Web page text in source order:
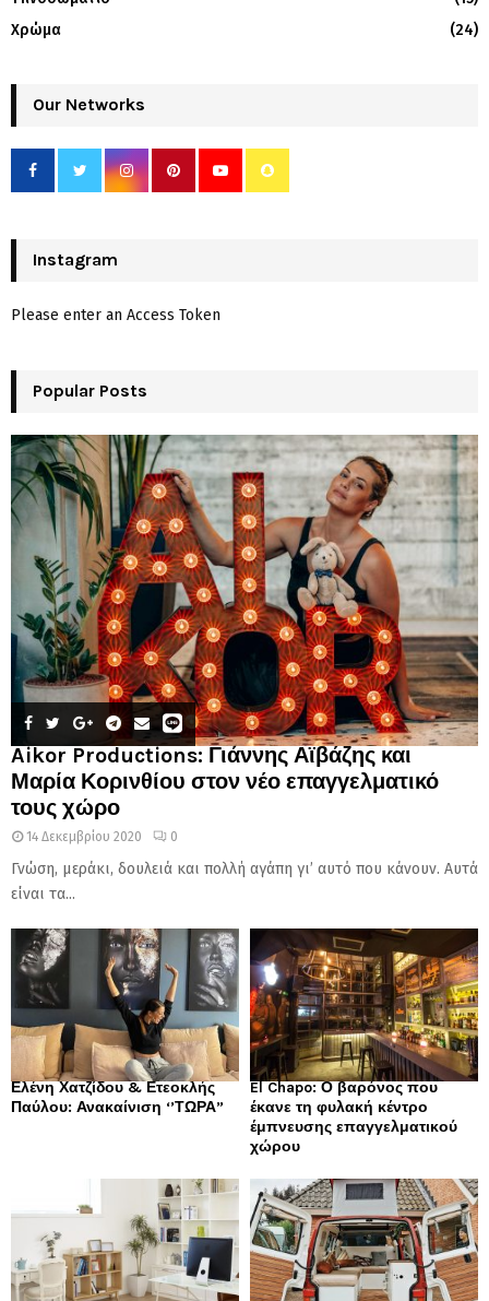
Χρώμα
(24)
Our Networks
Instagram
Please enter an Access Token
Popular Posts
Aikor Productions: Γιάννης Αϊβάζης και
Μαρία Κορινθίου στον νέο επαγγελματικό
τους χώρο
14 Δεκεμβρίου 2020 0
Γνώση, μεράκι, δουλειά και πολλή αγάπη γι’ αυτό που κάνουν. Αυτά
είναι τα...
Ελένη Χατζίδου & Ετεοκλής
Παύλου: Ανακαίνιση ‘’ΤΩΡΑ”
El Chapo: Ο βαρόνος που
έκανε τη φυλακή κέντρο
έμπνευσης επαγγελματικού
χώρου